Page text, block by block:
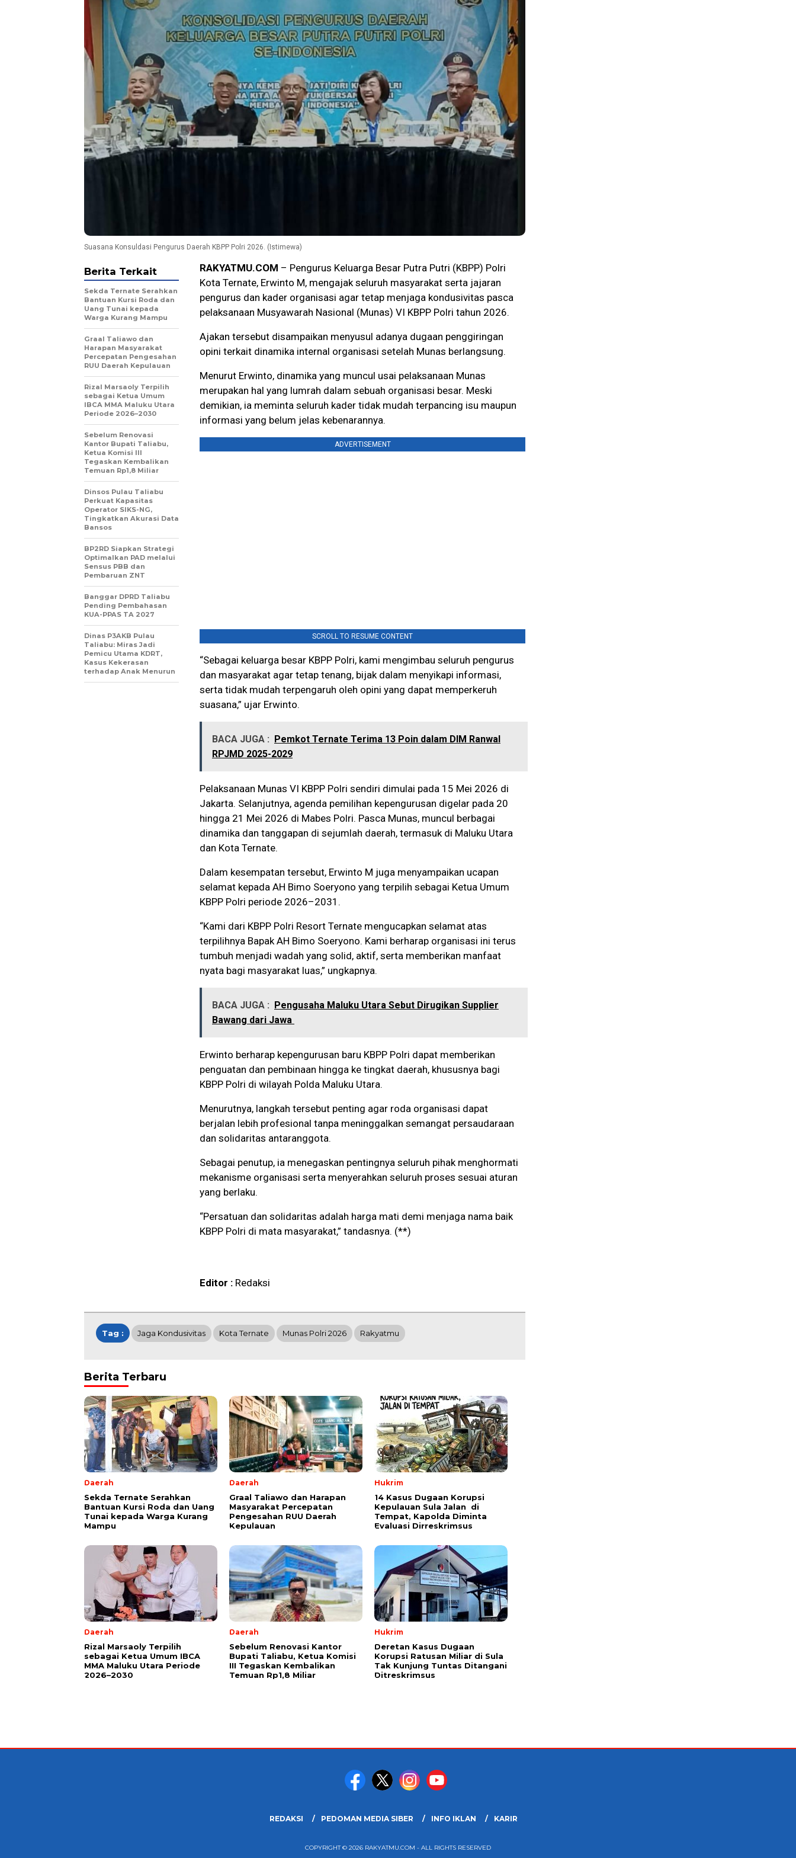
Suasana Konsuldasi Pengurus Daerah KBPP Polri 2026. (Istimewa)
RAKYATMU.COM – Pengurus Keluarga Besar Putra Putri (KBPP) Polri
Kota Ternate, Erwinto M, mengajak seluruh masyarakat serta jajaran
pengurus dan kader organisasi agar tetap menjaga kondusivitas pasca
pelaksanaan Musyawarah Nasional (Munas) VI KBPP Polri tahun 2026.
Ajakan tersebut disampaikan menyusul adanya dugaan penggiringan
opini terkait dinamika internal organisasi setelah Munas berlangsung.
Menurut Erwinto, dinamika yang muncul usai pelaksanaan Munas
merupakan hal yang lumrah dalam sebuah organisasi besar. Meski
demikian, ia meminta seluruh kader tidak mudah terpancing isu maupun
informasi yang belum jelas kebenarannya.
ADVERTISEMENT
SCROLL TO RESUME CONTENT
“Sebagai keluarga besar KBPP Polri, kami mengimbau seluruh pengurus
dan masyarakat agar tetap tenang, bijak dalam menyikapi informasi,
serta tidak mudah terpengaruh oleh opini yang dapat memperkeruh
suasana,” ujar Erwinto.
BACA JUGA : Pemkot Ternate Terima 13 Poin dalam DIM Ranwal
RPJMD 2025-2029
Pelaksanaan Munas VI KBPP Polri sendiri dimulai pada 15 Mei 2026 di
Jakarta. Selanjutnya, agenda pemilihan kepengurusan digelar pada 20
hingga 21 Mei 2026 di Mabes Polri. Pasca Munas, muncul berbagai
dinamika dan tanggapan di sejumlah daerah, termasuk di Maluku Utara
dan Kota Ternate.
Dalam kesempatan tersebut, Erwinto M juga menyampaikan ucapan
selamat kepada AH Bimo Soeryono yang terpilih sebagai Ketua Umum
KBPP Polri periode 2026–2031.
“Kami dari KBPP Polri Resort Ternate mengucapkan selamat atas
terpilihnya Bapak AH Bimo Soeryono. Kami berharap organisasi ini terus
tumbuh menjadi wadah yang solid, aktif, serta memberikan manfaat
nyata bagi masyarakat luas,” ungkapnya.
BACA JUGA : Pengusaha Maluku Utara Sebut Dirugikan Supplier
Bawang dari Jawa
Erwinto berharap kepengurusan baru KBPP Polri dapat memberikan
penguatan dan pembinaan hingga ke tingkat daerah, khususnya bagi
KBPP Polri di wilayah Polda Maluku Utara.
Menurutnya, langkah tersebut penting agar roda organisasi dapat
berjalan lebih profesional tanpa meninggalkan semangat persaudaraan
dan solidaritas antaranggota.
Sebagai penutup, ia menegaskan pentingnya seluruh pihak menghormati
mekanisme organisasi serta menyerahkan seluruh proses sesuai aturan
yang berlaku.
“Persatuan dan solidaritas adalah harga mati demi menjaga nama baik
KBPP Polri di mata masyarakat,” tandasnya. (**)
Editor : Redaksi
Berita Terkait
Sekda Ternate Serahkan
Bantuan Kursi Roda dan
Uang Tunai kepada
Warga Kurang Mampu
Graal Taliawo dan
Harapan Masyarakat
Percepatan Pengesahan
RUU Daerah Kepulauan
Rizal Marsaoly Terpilih
sebagai Ketua Umum
IBCA MMA Maluku Utara
Periode 2026–2030
Sebelum Renovasi
Kantor Bupati Taliabu,
Ketua Komisi III
Tegaskan Kembalikan
Temuan Rp1,8 Miliar
Dinsos Pulau Taliabu
Perkuat Kapasitas
Operator SIKS-NG,
Tingkatkan Akurasi Data
Bansos
BP2RD Siapkan Strategi
Optimalkan PAD melalui
Sensus PBB dan
Pembaruan ZNT
Banggar DPRD Taliabu
Pending Pembahasan
KUA-PPAS TA 2027
Dinas P3AKB Pulau
Taliabu: Miras Jadi
Pemicu Utama KDRT,
Kasus Kekerasan
terhadap Anak Menurun
Tag : Jaga Kondusivitas Kota Ternate Munas Polri 2026 Rakyatmu
Berita Terbaru
Daerah
Sekda Ternate Serahkan
Bantuan Kursi Roda dan Uang
Tunai kepada Warga Kurang
Mampu
Daerah
Graal Taliawo dan Harapan
Masyarakat Percepatan
Pengesahan RUU Daerah
Kepulauan
Hukrim
14 Kasus Dugaan Korupsi
Kepulauan Sula Jalan di
Tempat, Kapolda Diminta
Evaluasi Dirreskrimsus
Daerah
Rizal Marsaoly Terpilih
sebagai Ketua Umum IBCA
MMA Maluku Utara Periode
2026–2030
Daerah
Sebelum Renovasi Kantor
Bupati Taliabu, Ketua Komisi
III Tegaskan Kembalikan
Temuan Rp1,8 Miliar
Hukrim
Deretan Kasus Dugaan
Korupsi Ratusan Miliar di Sula
Tak Kunjung Tuntas Ditangani
Ditreskrimsus
REDAKSI PEDOMAN MEDIA SIBER INFO IKLAN KARIR
COPYRIGHT © 2026 RAKYATMU.COM - ALL RIGHTS RESERVED